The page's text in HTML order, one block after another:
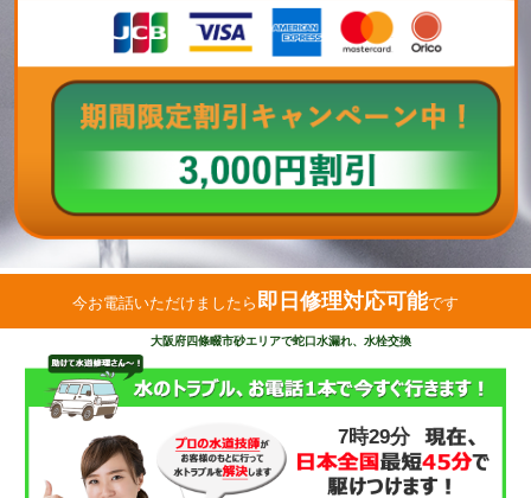
今お電話いただけましたら 即日修理対応可能です
大阪府四條畷市砂エリアで蛇口水漏れ、水栓交換
7時29分